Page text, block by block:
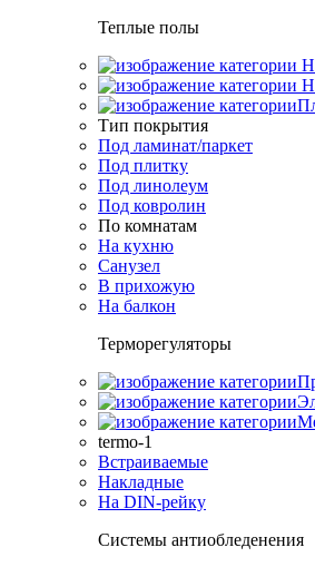
Теплые полы
Тип покрытия
Под ламинат/паркет
Под плитку
Под линолеум
Под ковролин
По комнатам
На кухню
Санузел
В прихожую
На балкон
Терморегуляторы
termo-1
Встраиваемые
Накладные
На DIN-рейку
Системы антиобледенения